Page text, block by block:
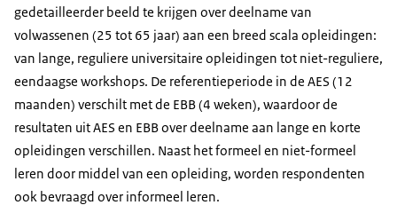
gedetailleerder beeld te krijgen over deelname van
volwassenen (25 tot 65 jaar) aan een breed scala opleidingen:
van lange, reguliere universitaire opleidingen tot niet-reguliere,
eendaagse workshops. De referentieperiode in de AES (12
maanden) verschilt met de EBB (4 weken), waardoor de
resultaten uit AES en EBB over deelname aan lange en korte
opleidingen verschillen. Naast het formeel en niet-formeel
leren door middel van een opleiding, worden respondenten
ook bevraagd over informeel leren.